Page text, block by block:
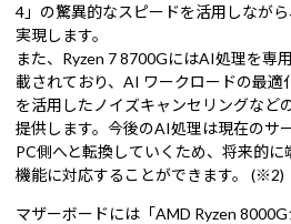
4」の驚異的なスピードを活用しなが
実現します。
また、Ryzen 7 8700GにはAI処理を専
載されており、AI ワークロードの最適
を活用したノイズキャンセリングなど
提供します。今後のAI処理は現在のサ
PC側へと転換していくため、将来的
機能に対応することができます。 (※2)
マザーボードには「AMD Ryzen 8000G